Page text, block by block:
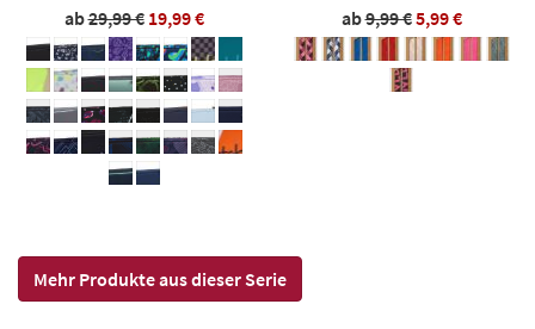
ab29,99 € 19,99 €
ab9,99 €5,99 €
Mehr Produkte aus dieser Serie